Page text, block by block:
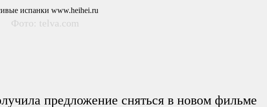
Фото: telva.com
предложение сняться в новом фильме